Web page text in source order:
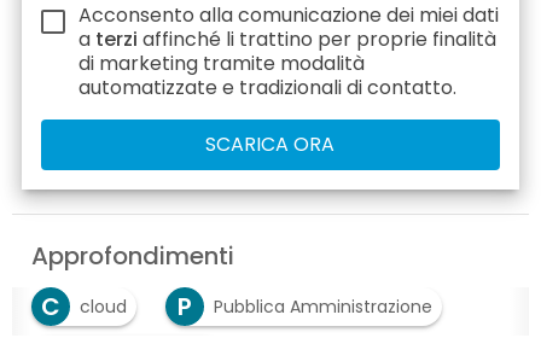
Acconsento alla comunicazione dei miei dati
a terzi affinché li trattino per proprie finalità
di marketing tramite modalità
automatizzate e tradizionali di contatto.
Approfondimenti
C
cloud P Pubblica Amministrazione